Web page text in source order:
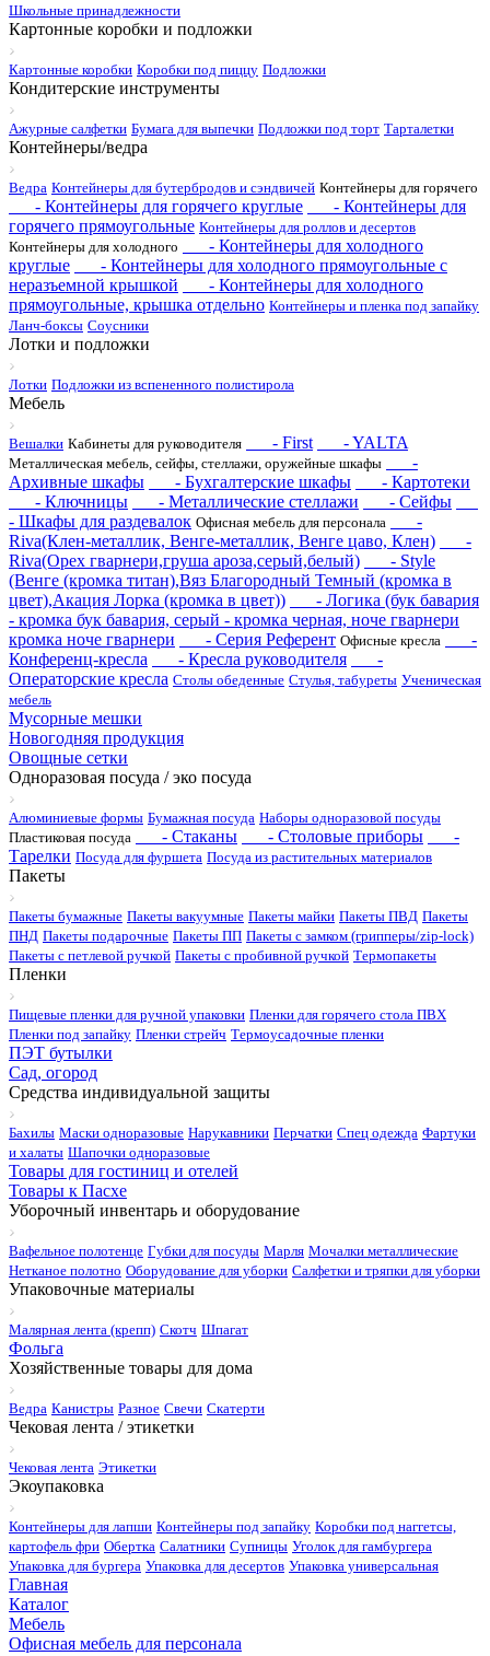
Школьные принадлежности
Картонные коробки и подложки
Картонные коробки Коробки под пиццу Подложки
Кондитерские инструменты
Ажурные салфетки Бумага для выпечки Подложки под торт Тарталетки
Контейнеры/ведра
Ведра Контейнеры для бутербродов и сэндвичей Контейнеры для горячего
- Контейнеры для горячего круглые
- Контейнеры для
горячего прямоугольные Контейнеры для роллов и десертов
Контейнеры для холодного
- Контейнеры для холодного
круглые
- Контейнеры для холодного прямоугольные с
неразъемной крышкой
- Контейнеры для холодного
прямоугольные, крышка отдельно Контейнеры и пленка под запайку
Ланч-боксы Соусники
Лотки и подложки
Лотки Подложки из вспененного полистирола
Мебель
Вешалки Кабинеты для руководителя - First - YALTA
Металлическая мебель, сейфы, стеллажи, оружейные шкафы
-
Архивные шкафы
- Бухгалтерские шкафы
- Картотеки
- Ключницы
- Металлические стеллажи
- Сейфы
- Шкафы для раздевалок Офисная мебель для персонала
-
Riva(Клен-металлик, Венге-металлик, Венге цаво, Клен)
-
Riva(Орех гварнери,груша ароза,серый,белый)
- Style
(Венге (кромка титан),Вяз Благородный Темный (кромка в
цвет),Акация Лорка (кромка в цвет))
- Логика (бук бавария
- кромка бук бавария, серый - кромка черная, ноче гварнери
кромка ноче гварнери
- Серия Референт Офисные кресла
-
Конференц-кресла
- Кресла руководителя
-
Операторские кресла Столы обеденные Стулья, табуреты Ученическая
мебель
Мусорные мешки
Новогодняя продукция
Овощные сетки
Одноразовая посуда / эко посуда
Алюминиевые формы Бумажная посуда Наборы одноразовой посуды
Пластиковая посуда
- Стаканы - Столовые приборы
-
Тарелки Посуда для фуршета Посуда из растительных материалов
Пакеты
Пакеты бумажные Пакеты вакуумные Пакеты майки Пакеты ПВД Пакеты
ПНД Пакеты подарочные Пакеты ПП Пакеты с замком (грипперы/zip-lock)
Пакеты с петлевой ручкой Пакеты с пробивной ручкой Термопакеты
Пленки
Пищевые пленки для ручной упаковки Пленки для горячего стола ПВХ
Пленки под запайку Пленки стрейч Термоусадочные пленки
ПЭТ бутылки
Сад, огород
Средства индивидуальной защиты
Бахилы Маски одноразовые Нарукавники Перчатки Спец одежда Фартуки
и халаты Шапочки одноразовые
Товары для гостиниц и отелей
Товары к Пасхе
Уборочный инвентарь и оборудование
Вафельное полотенце Губки для посуды Марля Мочалки металлические
Нетканое полотно Оборудование для уборки Салфетки и тряпки для уборки
Упаковочные материалы
Малярная лента (крепп) Скотч Шпагат
Фольга
Хозяйственные товары для дома
Ведра Канистры Разное Свечи Скатерти
Чековая лента / этикетки
Чековая лента Этикетки
Экоупаковка
Контейнеры для лапши Контейнеры под запайку Коробки под наггетсы,
картофель фри Обертка Салатники Супницы Уголок для гамбургера
Упаковка для бургера Упаковка для десертов Упаковка универсальная
Главная
Каталог
Мебель
Офисная мебель для персонала